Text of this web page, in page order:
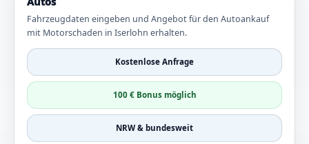
Fahrzeugdaten eingeben und Angebot für den Autoankauf
mit Motorschaden in Iserlohn erhalten.
Kostenlose Anfrage
100 € Bonus möglich
NRW & bundesweit